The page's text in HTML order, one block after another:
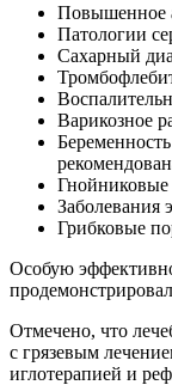
Повышенное
Патологии
Сахарный
Варикозное
Заболевания
Грибковые
Особую
Отмечено, что
с грязевым
иглотерапией и